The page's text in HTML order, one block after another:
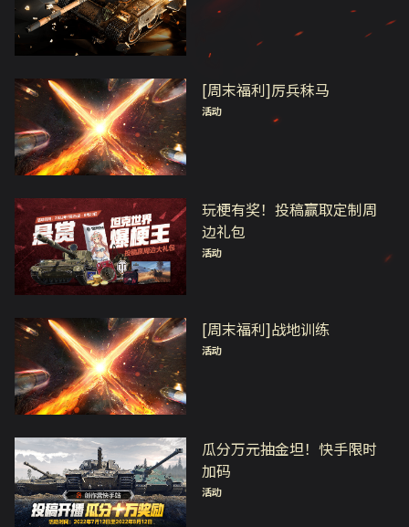
[周末福利]厉兵秣马
活动
玩梗有奖！投稿赢取定制周
边礼包
活动
[周末福利]战地训练
活动
瓜分万元抽金坦！快手限时
加码
活动